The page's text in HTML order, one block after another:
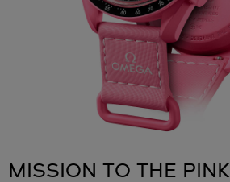
MISSION TO THE PINK